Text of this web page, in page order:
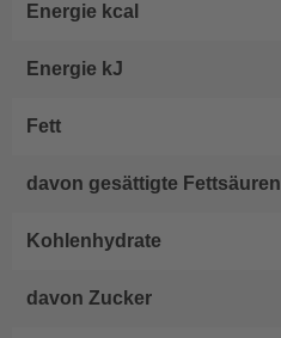
Energie kcal
Energie kJ
Fett
davon gesättigte Fettsäuren
Kohlenhydrate
davon Zucker